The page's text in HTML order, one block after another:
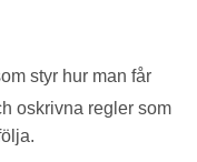
styr hur man får
oskrivna regler som